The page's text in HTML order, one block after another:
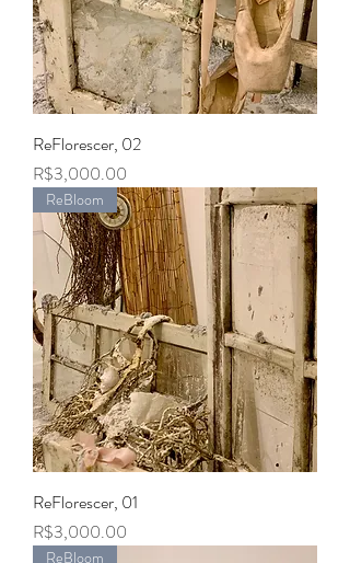
ReFlorescer, 02
Price
R$3,000.00
ReBloom
ReFlorescer, 01
Price
R$3,000.00
ReBloom